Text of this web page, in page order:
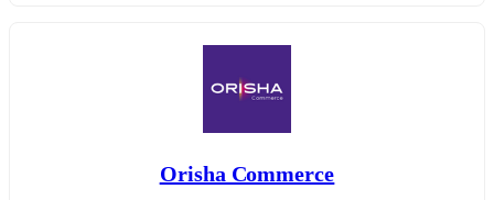
Orisha Commerce